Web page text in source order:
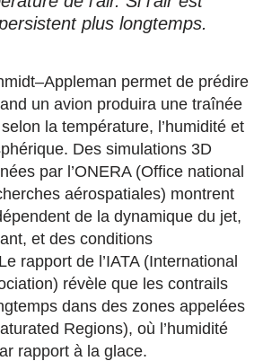
plus longtemps.
permet de prédire
un avion produira une traînée
la température, l’humidité et
Des simulations 3D
par l’ONERA (Office national
aérospatiales) montrent
de la dynamique du jet,
et des conditions
rapport de l’IATA (International
révèle que les contrails
dans des zones appelées
Regions), où l’humidité
rapport à la glace.